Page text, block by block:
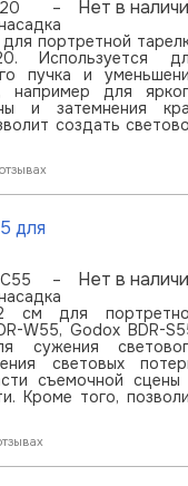
Нет в
–
портретной
Используется
пучка и
например для
и затемнения
создать
Нет в
для
–
см для
W55, Godox BDR-
сужения
световых
съемочной сцены
Кроме того,